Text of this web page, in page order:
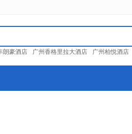
朗豪酒店 广州香格里拉大酒店 广州柏悦酒店